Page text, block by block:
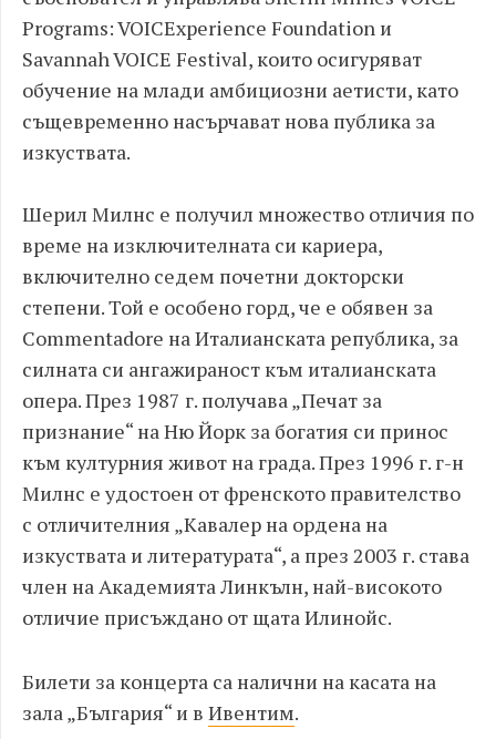
Programs: VOICExperience Foundation и
Savannah VOICE Festival, които осигуряват
обучение на млади амбициозни аетисти, като
същевременно насърчават нова публика за
изкуствата.
Шерил Милнс е получил множество отличия по
време на изключителната си кариера,
включително седем почетни докторски
степени. Той е особено горд, че е обявен за
Commentadore на Италианската република, за
силната си ангажираност към италианската
опера. През 1987 г. получава „Печат за
признание“ на Ню Йорк за богатия си принос
към културния живот на града. През 1996 г. г-н
Милнс е удостоен от френското правителство
с отличителния „Кавалер на ордена на
изкуствата и литературата“, а през 2003 г. става
член на Академията Линкълн, най-високото
отличие присъждано от щата Илинойс.
Билети за концерта са налични на касата на
зала „България“ и в Ивентим.